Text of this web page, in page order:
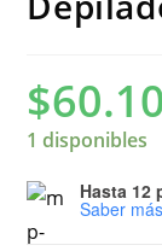
$
1 disponibles
Hasta 12
Saber más